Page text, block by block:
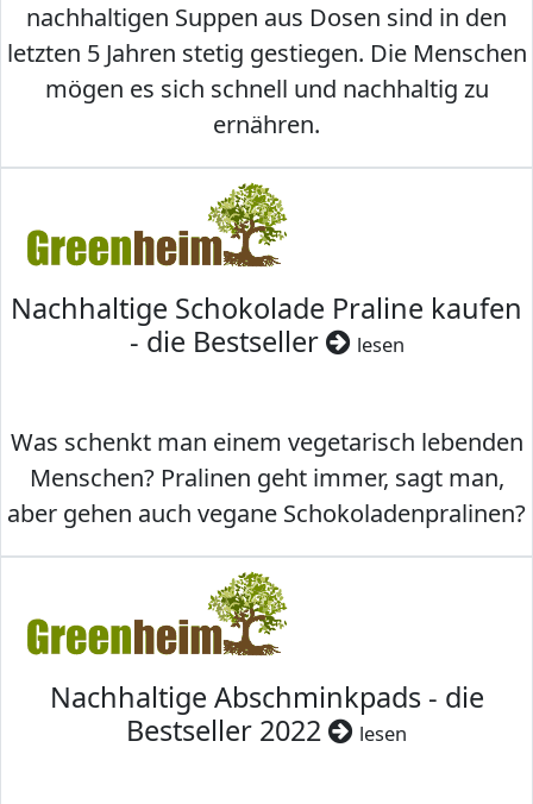
nachhaltigen Suppen aus Dosen sind in den
letzten 5 Jahren stetig gestiegen. Die Menschen
mögen es sich schnell und nachhaltig zu
ernähren.
Nachhaltige Schokolade Praline kaufen
- die Bestseller
lesen
Was schenkt man einem vegetarisch lebenden
Menschen? Pralinen geht immer, sagt man,
aber gehen auch vegane Schokoladenpralinen?
Nachhaltige Abschminkpads - die
Bestseller 2022
lesen